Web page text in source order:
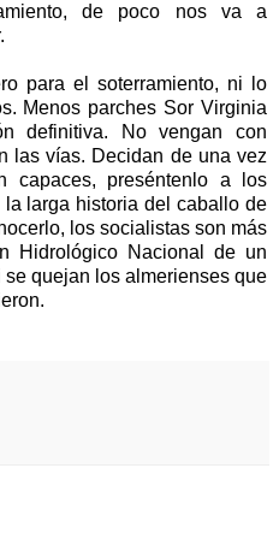
de poco nos va a
para el soterramiento, ni lo
Menos parches Sor Virginia
definitiva. No vengan con
las vías. Decidan de una vez
capaces, preséntenlo a los
larga historia del caballo de
los socialistas son más
Hidrológico Nacional de un
quejan los almerienses que